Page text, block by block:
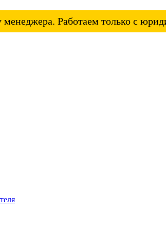
менеджера. Работаем только с